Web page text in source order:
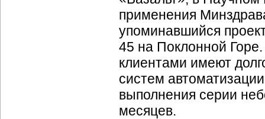
применения
упоминавшийся
45 на Поклонной
клиентами имеют
систем
выполнения серии
месяцев.